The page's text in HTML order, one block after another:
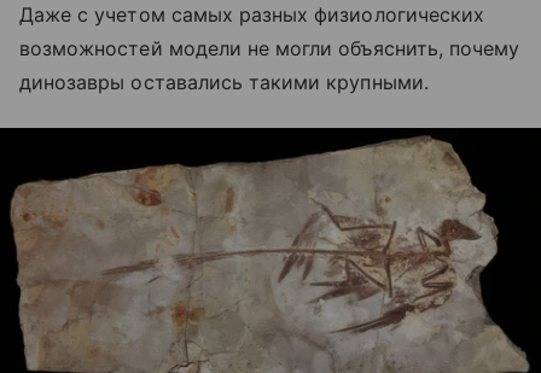
Даже с учетом самых разных физиологических
возможностей модели не могли объяснить, почему
динозавры оставались такими крупными.